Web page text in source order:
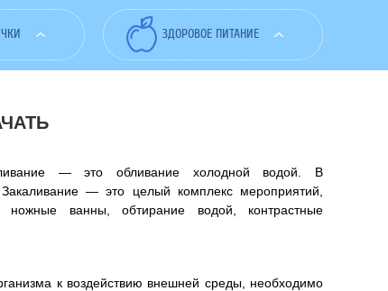
ЗДОРОВОЕ ПИТАНИЕ
— это обливание холодной водой. В
— это целый комплекс мероприятий,
ванны, обтирание водой, контрастные
к воздействию внешней среды, необходимо